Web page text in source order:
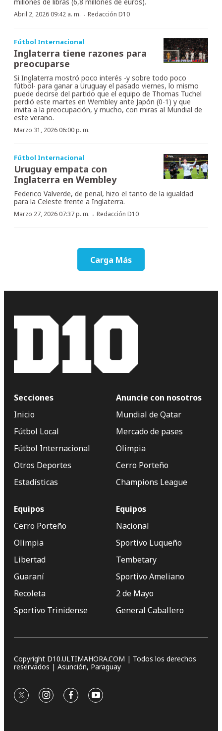
Abril 2, 2026 09:42 a. m. · Redacción D10
Fútbol Internacional
Inglaterra tiene razones para
preocuparse
Si Inglaterra mostró poco interés -y sobre todo poco
fútbol- para ganar a Uruguay el pasado viernes, lo mismo
puede decirse del partido que el equipo de Thomas Tuchel
perdió este martes en Wembley ante Japón (0-1) y que
invita a la preocupación, y mucho, con miras al Mundial de
este verano.
Marzo 31, 2026 06:00 p. m.
Fútbol Internacional
Uruguay empata con
Inglaterra en Wembley
Federico Valverde, de penal, hizo el tanto de la igualdad
para la Celeste frente a Inglaterra.
Marzo 27, 2026 07:37 p. m. · Redacción D10
Carga Más
Secciones
Inicio
Fútbol Local
Fútbol Internacional
Otros Deportes
Estadísticas
Anuncie con nosotros
Mundial de Qatar
Mercado de pases
Olimpia
Cerro Porteño
Champions League
Equipos
Cerro Porteño
Olimpia
Libertad
Guaraní
Recoleta
Sportivo Trinidense
Equipos
Nacional
Sportivo Luqueño
Tembetary
Sportivo Ameliano
2 de Mayo
General Caballero
Copyright D10.ULTIMAHORA.COM | Todos los derechos
reservados | Asunción, Paraguay
twitterinstagram
facebookyoutube